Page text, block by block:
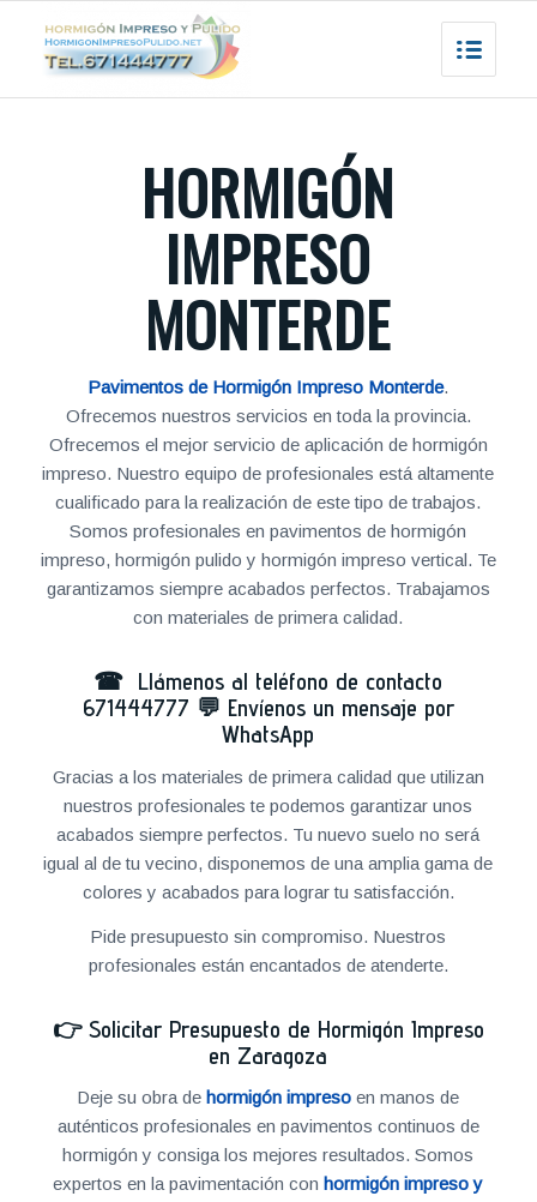
HORMIGÓN
IMPRESO
MONTERDE
Pavimentos de Hormigón Impreso Monterde.
Ofrecemos nuestros servicios en toda la provincia.
Ofrecemos el mejor servicio de aplicación de hormigón
impreso. Nuestro equipo de profesionales está altamente
cualificado para la realización de este tipo de trabajos.
Somos profesionales en pavimentos de hormigón
impreso, hormigón pulido y hormigón impreso vertical. Te
garantizamos siempre acabados perfectos. Trabajamos
con materiales de primera calidad.
☎ Llámenos al teléfono de contacto
671444777 💬 Envíenos un mensaje por
WhatsApp
Gracias a los materiales de primera calidad que utilizan
nuestros profesionales te podemos garantizar unos
acabados siempre perfectos. Tu nuevo suelo no será
igual al de tu vecino, disponemos de una amplia gama de
colores y acabados para lograr tu satisfacción.
Pide presupuesto sin compromiso. Nuestros
profesionales están encantados de atenderte.
👉 Solicitar Presupuesto de Hormigón Impreso
en Zaragoza
Deje su obra dehormigón impreso en manos de
auténticos profesionales en pavimentos continuos de
hormigón y consiga los mejores resultados. Somos
expertos en la pavimentación conhormigón impreso y